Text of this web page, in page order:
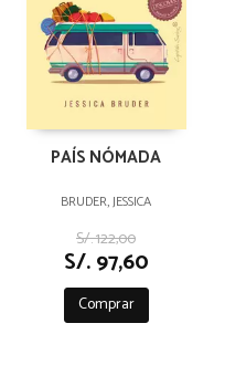
PAÍS NÓMADA
BRUDER, JESSICA
S/. 122,00
S/. 97,60
Comprar